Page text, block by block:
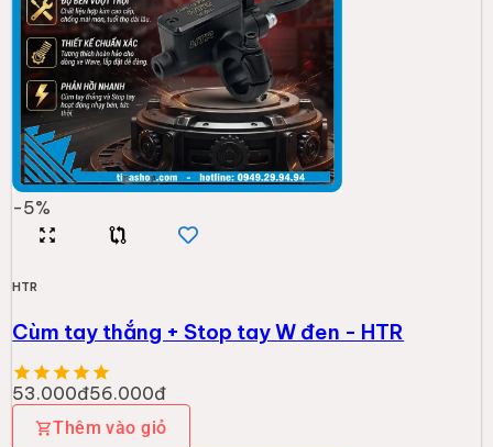
-5%
HTR
Cùm tay thắng + Stop tay W đen - HTR
53.000đ56.000đ
Thêm vào giỏ